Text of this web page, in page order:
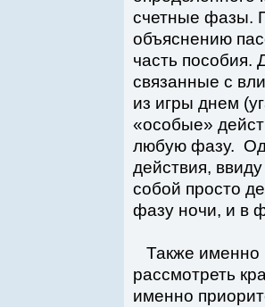
счетные фазы.
объяснению
часть пособия.
связанные с
из игры днем
«особые»
любую фазу.
действия,
собой просто
фазу ночи, и в
Также именно
рассмотреть
именно